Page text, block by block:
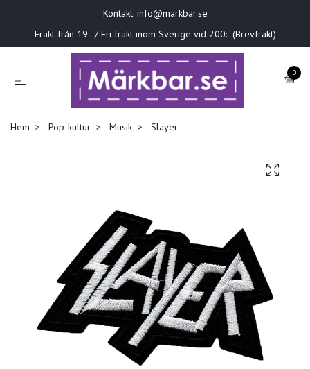
Kontakt: info@markbar.se
Frakt från 19:- / Fri frakt inom Sverige vid 200:- (Brevfrakt)
0
Hem Pop-kultur Musik Slayer